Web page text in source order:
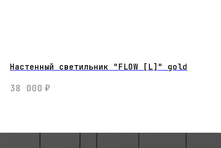
Настенный светильник "FLOW [L]" gold
38 000 ₽